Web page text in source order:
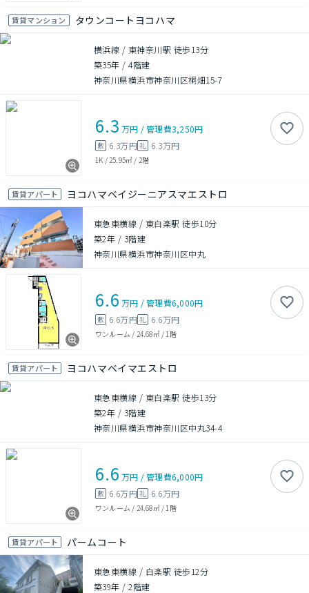
賃貸マンション タウンコートヨコハマ
横浜線 / 東神奈川駅 徒歩13分
築35年 /4階建
神奈川県横浜市神奈川区桐畑15-7
6.3 万円 /管理費3,250円
敷 6.3万円礼 6.3万円
1K / 25.95㎡ / 2階
賃貸アパート ヨコハマベイジーニアスマエストロ
東急東横線 / 東白楽駅 徒歩10分
築2年 / 3階建
神奈川県横浜市神奈川区中丸
6.6 万円 /管理費6,000円
敷 6.6万円礼 6.6万円
ワンルーム / 24.68㎡/ 1階
賃貸アパート ヨコハマベイマエストロ
東急東横線 / 東白楽駅 徒歩13分
築2年 / 3階建
神奈川県横浜市神奈川区中丸34-4
6.6 万円 /管理費6,000円
敷 6.6万円礼 6.6万円
ワンルーム / 24.68㎡/ 1階
賃貸アパート パームコート
東急東横線 / 白楽駅 徒歩12分
築39年 /2階建